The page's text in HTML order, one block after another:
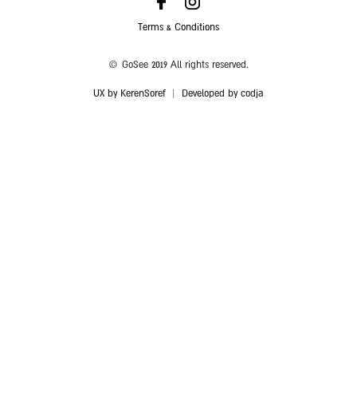
Terms & Conditions
© GoSee 2019 All rights reserved.
UX by KerenSoref Developed by codja